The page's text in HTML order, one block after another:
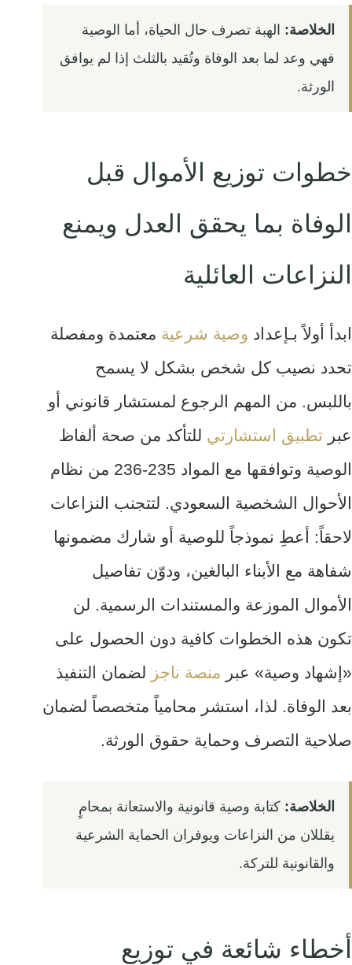
الخلاصة: الهبة تصرف حال الحياة، أما الوصية
فهي وعد لما بعد الوفاة وتُقيد بالثلث إذا لم يوافق
الورثة.
خطوات توزيع الأموال قبل
الوفاة بما يحقق العدل ويمنع
النزاعات العائلية
ابدأ أولاً بـإعداد وصية شرعية معتمدة ومفصلة
تحدد نصيب كل شخص بشكل لا يسمح
باللبس. من المهم الرجوع لمستشار قانوني أو
عبر تطبيق استشارتي للتأكد من صحة ألفاظ
الوصية وتوافقها مع المواد 235-236 من نظام
الأحوال الشخصية السعودي. لتتجنب النزاعات
لاحقاً: أعطِ نموذجاً للوصية أو شارك مضمونها
شفاهة مع الأبناء البالغين، ودوّن تفاصيل
الأموال الموزعة والمستندات الرسمية. لن
تكون هذه الخطوات كافية دون الحصول على
«إشهاد وصية» عبر منصة ناجز لضمان التنفيذ
بعد الوفاة. لذا، استشر محامياً متخصصاً لضمان
صلاحية التصرف وحماية حقوق الورثة.
الخلاصة: كتابة وصية قانونية والاستعانة بمحامٍ
يقللان من النزاعات ويوفران الحماية الشرعية
والقانونية للتركة.
أخطاء شائعة في توزيع